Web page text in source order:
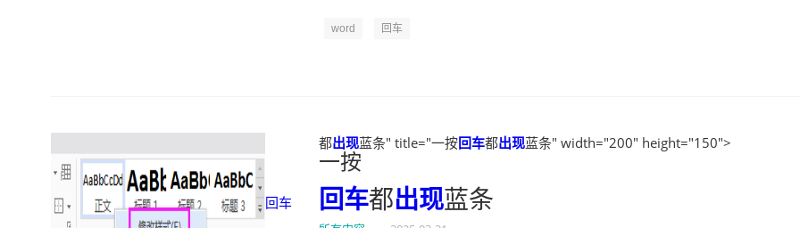
word 回车
回车
都出现蓝条" title="一按回车都出现蓝条" width="200" height="150">
一按
回车都出现蓝条